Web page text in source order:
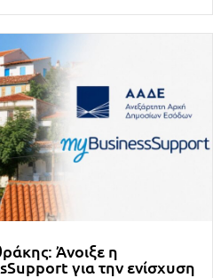
Άνοιξε η
για την ενίσχυση